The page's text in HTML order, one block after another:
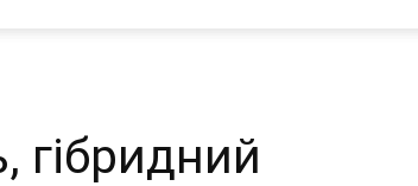
гібридний